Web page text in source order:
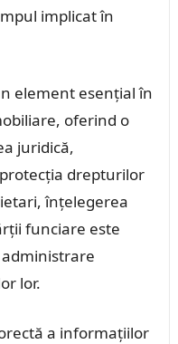
implicat în
element esențial în
oferind o
juridică,
drepturilor
înțelegerea
funciare este
lor.
a informațiilor